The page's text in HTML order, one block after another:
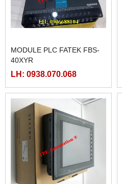
MODULE PLC FATEK FBS-
40XYR
LH: 0938.070.068